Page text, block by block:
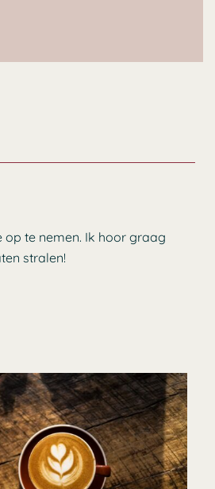
te nemen. Ik hoor graag
stralen!